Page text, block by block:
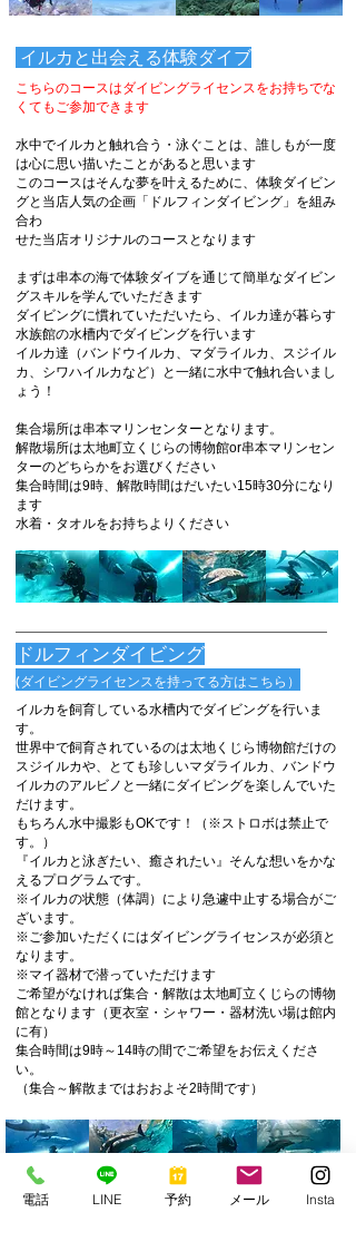
​ イルカと出会える体験ダイブ
こちらのコースはダイビングライセンスをお持ちでな
くてもご参加できます
水中でイルカと触れ合う・泳ぐことは、誰しもが一度
は心に思い描いたことがあると思います
このコースはそんな夢を叶えるために、体験ダイビン
グと当店人気の企画「ドルフィンダイビング」を組み
合わ
せた当店オリジナルのコースとなります
まずは串本の海で体験ダイブを通じて簡単なダイビン
グスキルを学んでいただきます
ダイビングに慣れていただいたら、イルカ達が暮らす
水族館の水槽内でダイビングを行います
イルカ達（バンドウイルカ、マダライルカ、スジイル
カ、シワハイルカなど）と一緒に水中で触れ合いまし
ょう！
集合場所は串本マリンセンターとなります。
解散場所は太地町立くじらの博物館or串本マリンセン
ターのどちらかをお選びください
集合時間は9時、解散時間はだいたい15時30分になり
ます
​水着・タオルをお持ちよりください
​ドルフィンダイビング
(ダイビングライセンスを持ってる方はこちら）
イルカを飼育している水槽内でダイビングを行いま
す。
世界中で飼育されているのは太地くじら博物館だけの
スジイルカや、とても珍しいマダライルカ、バンドウ
イルカのアルビノと一緒にダイビングを楽しんでいた
だけます。
もちろん水中撮影もOKです！（※ストロボは禁止で
す。）
『イルカと泳ぎたい、癒されたい』そんな想いをかな
えるプログラムです。
※イルカの状態（体調）により急遽中止する場合がご
ざいます。
​※ご参加いただくにはダイビングライセンスが必須と
なります。
※マイ器材で潜っていただけます
ご希望がなければ集合・解散は太地町立くじらの博物
館​​となります（更衣室・シャワー・器材洗い場は館内
に有）
集合時間は9時～14時の間でご希望をお伝えくださ
い。
（集合～解散まではおおよそ2時間です）
電話 LINE 予約 メール Insta